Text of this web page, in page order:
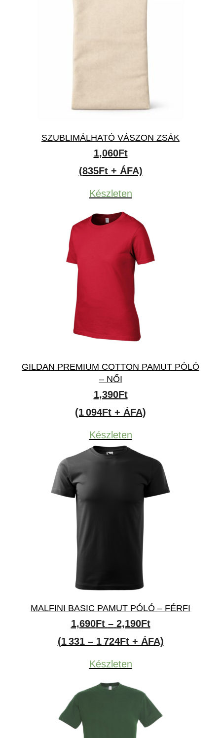
SZUBLIMÁLHATÓ VÁSZON ZSÁK
1,060Ft
(835Ft + ÁFA)
Készleten
GILDAN PREMIUM COTTON PAMUT PÓLÓ
– NŐI
1,390Ft
(1 094Ft + ÁFA)
Készleten
MALFINI BASIC PAMUT PÓLÓ – FÉRFI
1,690Ft – 2,190FtÁrtartomány:
1,690Ft
(1 331 – 1 724Ft + ÁFA)
Készleten